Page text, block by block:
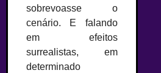
sobrevoasse o
cenário. E falando
em efeitos
surrealistas, em
determinado